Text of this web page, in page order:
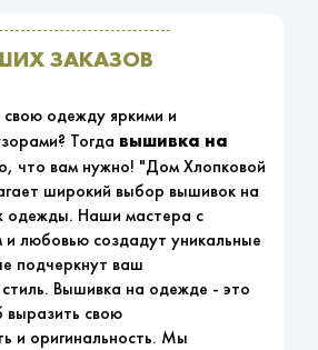
ЗАКАЗОВ
свою одежду яркими и
Тогда вышивка на
что вам нужно! "Дом Хлопковой
широкий выбор вышивок на
одежды. Наши мастера с
любовью создадут уникальные
подчеркнут ваш
Вышивка на одежде - это
выразить свою
и оригинальность. Мы